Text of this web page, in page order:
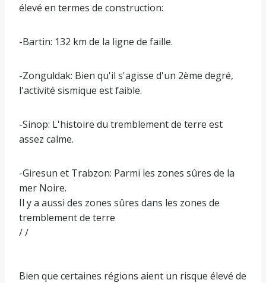
élevé en termes de construction:
-Bartin: 132 km de la ligne de faille.
-Zonguldak: Bien qu'il s'agisse d'un 2ème degré,
l'activité sismique est faible.
-Sinop: L'histoire du tremblement de terre est
assez calme.
-Giresun et Trabzon: Parmi les zones sûres de la
mer Noire.
Il y a aussi des zones sûres dans les zones de
tremblement de terre
/ /
Bien que certaines régions aient un risque élevé de